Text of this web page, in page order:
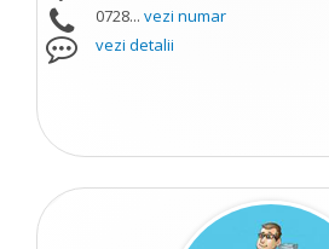
0728... vezi numar
vezi detalii